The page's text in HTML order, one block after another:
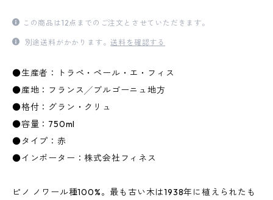
この商品は12点までのご注文とさせていただきます。
別途送料がかかります。送料を確認する
●生産者：トラペ・ペール・エ・フィス
●産地：フランス╱ブルゴーニュ地方
●格付：グラン・クリュ
●容量：750ml
●タイプ：赤
●インポーター：株式会社フィネス
ピノ ノワール種100%。最も古い木は1938年に植えられたも